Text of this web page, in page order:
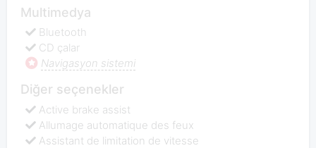
Multimedya
Bluetooth
CD çalar
Navigasyon sistemi
Diğer seçenekler
Active brake assist
Allumage automatique des feux
Assistant de limitation de vitesse